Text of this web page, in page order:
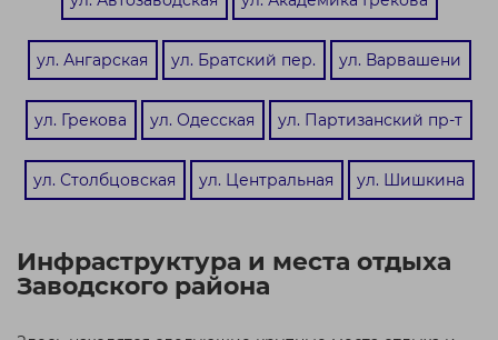
ул. Ангарская ул. Братский пер. ул. Варвашени
ул. Грекова ул. Одесская ул. Партизанский пр-т
ул. Столбцовская ул. Центральная ул. Шишкина
Инфраструктура и места отдыха
Заводского района